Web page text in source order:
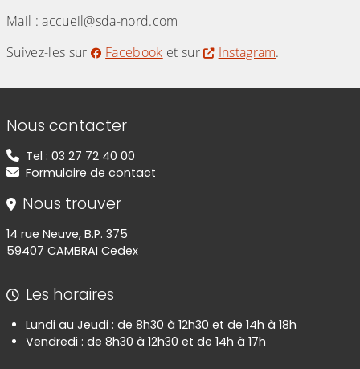
Mail : accueil@sda-nord.com
Suivez-les sur
Facebook et sur Instagram.
Informations de contact
Nous contacter
Tel : 03 27 72 40 00
Formulaire de contact
Nous trouver
14 rue Neuve, B.P. 375
59407 CAMBRAI Cedex
Les horaires
Lundi au Jeudi : de 8h30 à 12h30 et de 14h à 18h
Vendredi : de 8h30 à 12h30 et de 14h à 17h